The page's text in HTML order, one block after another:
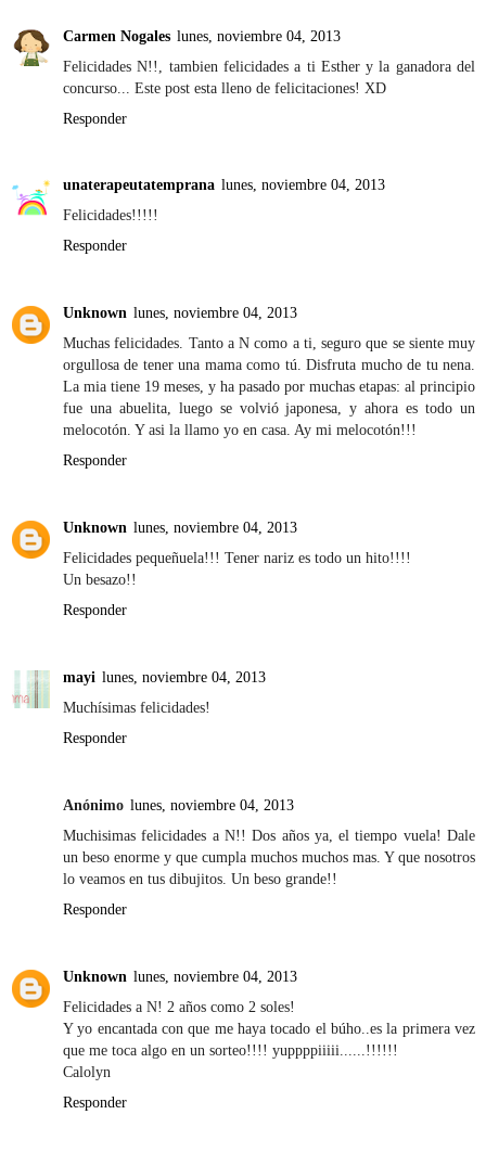
Carmen Nogales lunes, noviembre 04, 2013
Felicidades N!!, tambien felicidades a ti Esther y la ganadora del
concurso... Este post esta lleno de felicitaciones! XD
Responder
unaterapeutatemprana lunes, noviembre 04, 2013
Felicidades!!!!!
Responder
Unknown lunes, noviembre 04, 2013
Muchas felicidades. Tanto a N como a ti, seguro que se siente muy
orgullosa de tener una mama como tú. Disfruta mucho de tu nena.
La mia tiene 19 meses, y ha pasado por muchas etapas: al principio
fue una abuelita, luego se volvió japonesa, y ahora es todo un
melocotón. Y asi la llamo yo en casa. Ay mi melocotón!!!
Responder
Unknown lunes, noviembre 04, 2013
Felicidades pequeñuela!!! Tener nariz es todo un hito!!!!
Un besazo!!
Responder
mayi lunes, noviembre 04, 2013
Muchísimas felicidades!
Responder
Anónimo lunes, noviembre 04, 2013
Muchisimas felicidades a N!! Dos años ya, el tiempo vuela! Dale
un beso enorme y que cumpla muchos muchos mas. Y que nosotros
lo veamos en tus dibujitos. Un beso grande!!
Responder
Unknown lunes, noviembre 04, 2013
Felicidades a N! 2 años como 2 soles!
Y yo encantada con que me haya tocado el búho..es la primera vez
que me toca algo en un sorteo!!!! yuppppiiiii......!!!!!!
Calolyn
Responder